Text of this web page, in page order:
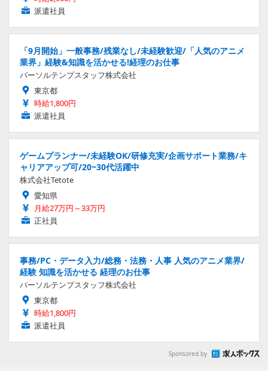
派遣社員
「9月開始」一般事務/残業なし/未経験歓迎/「人気のアニメ
業界」経験&知識を活かせる!経理のお仕事
パーソルテンプスタッフ株式会社
東京都
時給1,800円
派遣社員
ゲームプランナー/未経験OK/研修充実/企画サポート業務/キ
ャリアアップ可/20~30代活躍中
株式会社Tetote
愛知県
月給27万円～33万円
正社員
事務/PC・データ入力/総務・法務・人事 人気のアニメ業界/
経験 知識を活かせる 経理のお仕事
パーソルテンプスタッフ株式会社
東京都
時給1,800円
派遣社員
Sponsored by